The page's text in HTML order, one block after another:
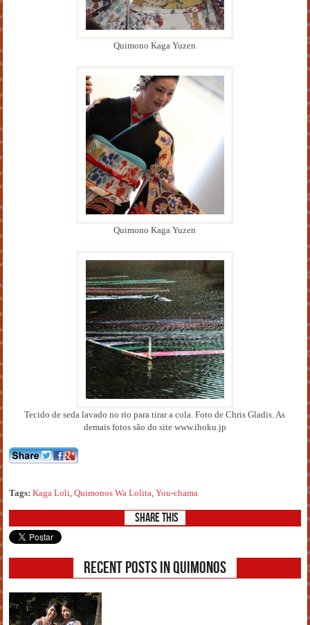
Quimono Kaga Yuzen
Quimono Kaga Yuzen
Tecido de seda lavado no rio para tirar a cola. Foto de Chris Gladis. As
demais fotos são do site www.ihoku.jp
Tags: Kaga Loli,Quimonos Wa Lolita,You-chama
Share This
Recent posts in Quimonos